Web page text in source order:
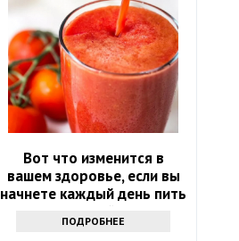
Вот что изменится в
вашем здоровье, если вы
начнете каждый день пить
томатный сок
ПОДРОБНЕЕ